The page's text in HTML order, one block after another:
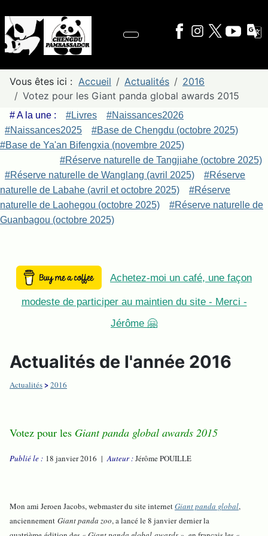
Vous êtes ici : Accueil Actualités
2016
Votez pour les Giant panda global awards 2015
# A la une : #Livres
#Naissances2026
#Naissances2025
#Base de Chengdu (octobre 2025)
#Base de Ya'an Bifengxia (novembre 2025)
#Réserve naturelle de Tangjiahe (octobre 2025)
#Réserve naturelle de Wanglang (avril 2025)
#Réserve
naturelle de Labahe (avril et octobre 2025)
#Réserve
naturelle de Laohegou (octobre 2025)
#Réserve naturelle de
Guanbagou (octobre 2025)
Achetez-moi un café, une façon
modeste de participer au maintien du site - Merci -
Jérôme 🤗
Actualités de l'année 2016
Actualités>2016
Votez pour les Giant panda global awards 2015
Publié le : 18 janvier 2016 |Auteur :Jérôme POUILLE
Mon ami Jeroen Jacobs, webmaster du site internetGiant panda global,
anciennement Giant panda zoo, a lancé le 8 janvier dernier la